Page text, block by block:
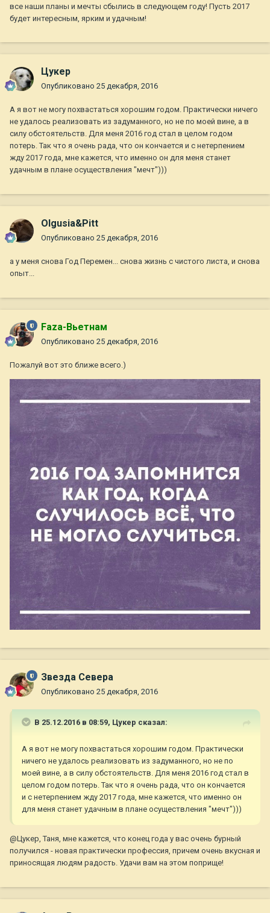
все наши планы и мечты сбылись в следующем году! Пусть 2017
будет интересным, ярким и удачным!
Цукер
Опубликовано 25 декабря, 2016
А я вот не могу похвастаться хорошим годом. Практически ничего
не удалось реализовать из задуманного, но не по моей вине, а в
силу обстоятельств. Для меня 2016 год стал в целом годом
потерь. Так что я очень рада, что он кончается и с нетерпением
жду 2017 года, мне кажется, что именно он для меня станет
удачным в плане осуществления "мечт")))
Olgusia&Pitt
Опубликовано 25 декабря, 2016
а у меня снова Год Перемен... снова жизнь с чистого листа, и снова
опыт...
Faza-Вьетнам
Опубликовано 25 декабря, 2016
Пожалуй вот это ближе всего.)
Звезда Севера
Опубликовано 25 декабря, 2016
В 25.12.2016 в 08:59, Цукер сказал:
А я вот не могу похвастаться хорошим годом. Практически
ничего не удалось реализовать из задуманного, но не по
моей вине, а в силу обстоятельств. Для меня 2016 год стал в
целом годом потерь. Так что я очень рада, что он кончается
и с нетерпением жду 2017 года, мне кажется, что именно он
для меня станет удачным в плане осуществления "мечт")))
@Цукер, Таня, мне кажется, что конец года у вас очень бурный
получился - новая практически профессия, причем очень вкусная и
приносящая людям радость. Удачи вам на этом поприще!